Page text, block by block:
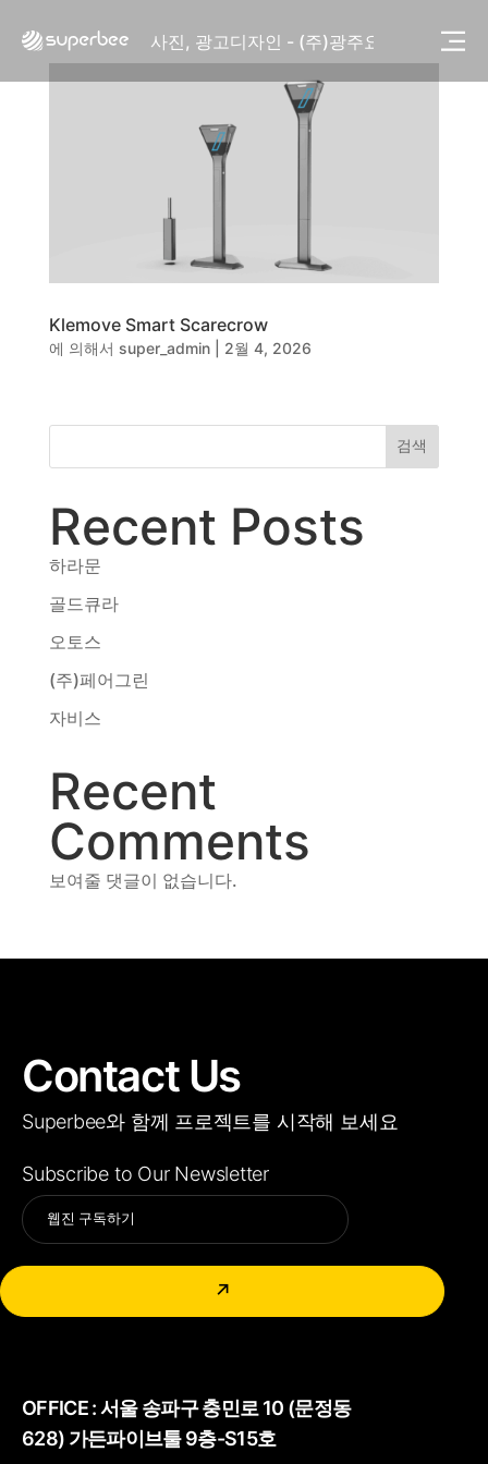
사진, 광고디자인 - (주)광주요
웹사이트 - (주)세스코
제품디자인 - 삼성전자㈜
동영상, CI - 카피어랜드㈜
동영상, 홈페이지 - (주)분독
동영상, 카탈로그 - 피자마루
웹사이트 - 백조씽크
사진, 광고디자인 - 중외제약
패키지, 디자인 - 고려은단
동영상 - (주)듀오백
동영상 - 모모스커피㈜
동영상 - 삼양홀딩스
사진, 광고디자인 - (주)광주요
동영상, CI - 카피어랜드㈜
동영상, 홈페이지 - (주)분독
동영상 - 킷캣
Klemove Smart Scarecrow
에 의해서 super_admin| 2월 4, 2026
검색
Recent Posts
하라문
골드큐라
오토스
(주)페어그린
자비스
Recent
Comments
보여줄 댓글이 없습니다.
Contact Us
Superbee와 함께 프로젝트를 시작해 보세요
Subscribe to Our Newsletter
↗
Alternative:
OFFICE :서울 송파구 충민로 10 (문정동
628) 가든파이브툴 9층-S15호